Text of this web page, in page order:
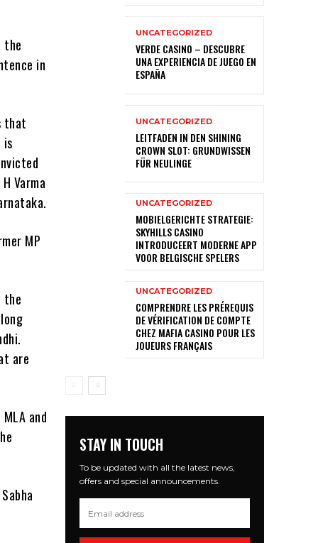
the
in
that
is
Varma
MP
the
are
and
UNCATEGORIZED
VERDE CASINO – DESCUBRE
UNA EXPERIENCIA DE JUEGO EN
ESPAÑA
UNCATEGORIZED
LEITFADEN IN DEN SHINING
CROWN SLOT: GRUNDWISSEN
FÜR NEULINGE
UNCATEGORIZED
MOBIELGERICHTE STRATEGIE:
SKYHILLS CASINO
INTRODUCEERT MODERNE APP
VOOR BELGISCHE SPELERS
UNCATEGORIZED
COMPRENDRE LES PRÉREQUIS
DE VÉRIFICATION DE COMPTE
CHEZ MAFIA CASINO POUR LES
JOUEURS FRANÇAIS
STAY IN TOUCH
To be updated with all the latest news,
offers and special announcements.